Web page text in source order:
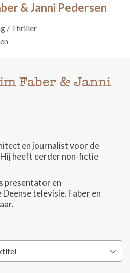
& Janni Pedersen
/ Thriller
Faber & Janni
en journalist voor de
heeft eerder non-fictie
presentator en
televisie. Faber en